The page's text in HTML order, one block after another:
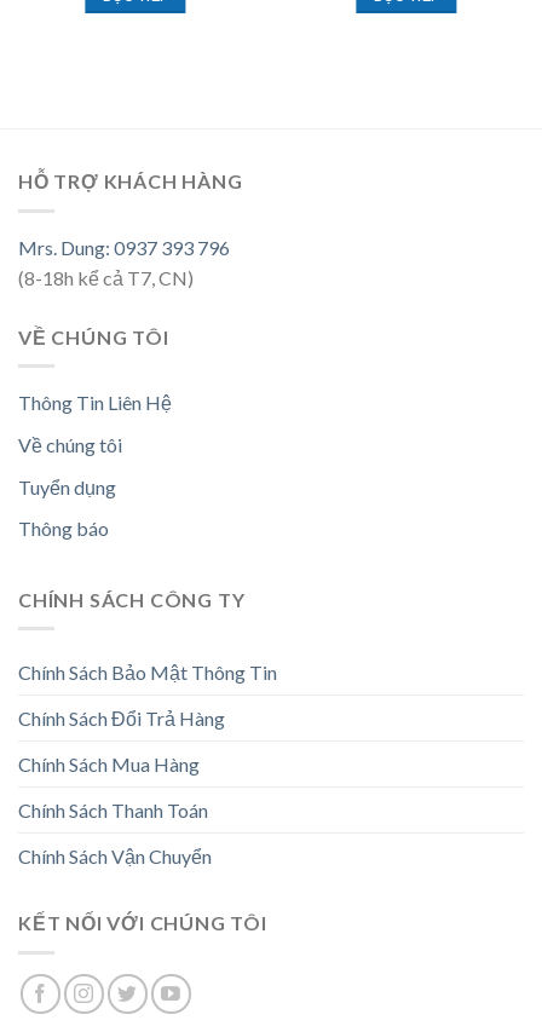
HỖ TRỢ KHÁCH HÀNG
Mrs. Dung: 0937 393 796
(8-18h kể cả T7, CN)
VỀ CHÚNG TÔI
Thông Tin Liên Hệ
Về chúng tôi
Tuyển dụng
Thông báo
CHÍNH SÁCH CÔNG TY
Chính Sách Bảo Mật Thông Tin
Chính Sách Đổi Trả Hàng
Chính Sách Mua Hàng
Chính Sách Thanh Toán
Chính Sách Vận Chuyển
KẾT NỐI VỚI CHÚNG TÔI